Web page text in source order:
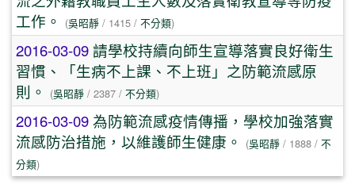
工作。
(吳昭靜 / 1415 / 不分類)
2016-03-09請學校持續向師生宣導落實良好衛生
習慣、「生病不上課、不上班」之防範流感原
則。
(吳昭靜 / 2387 / 不分類)
2016-03-09為防範流感疫情傳播，學校加強落實
流感防治措施，以維護師生健康。
(吳昭靜 / 1888 / 不
分類)